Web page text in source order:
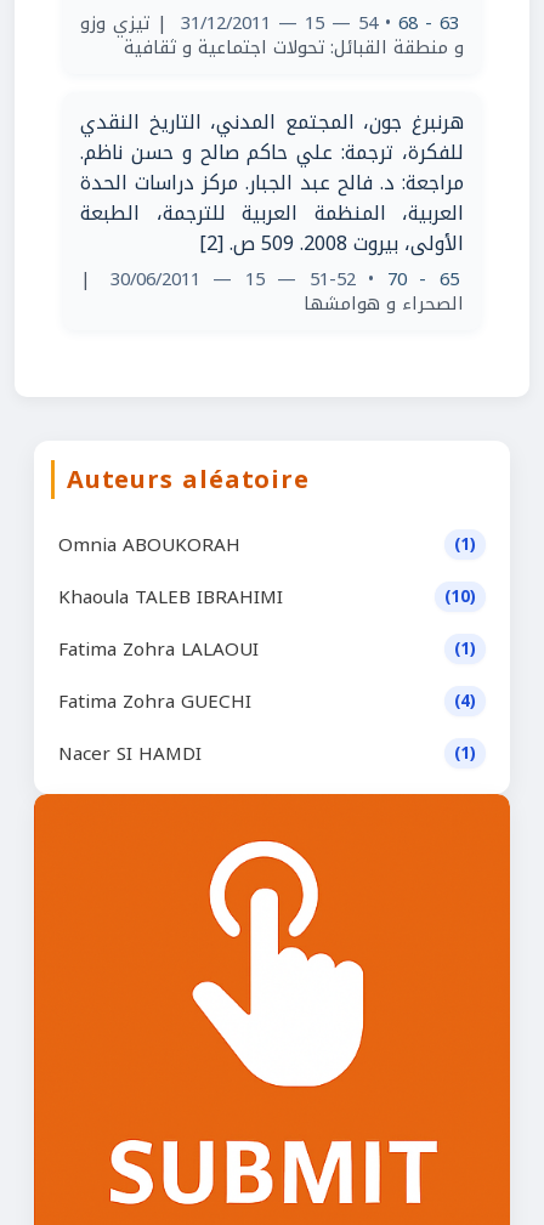
63 - 68
• 54 — 15 — 31/12/2011 | تيزي وزو
و منطقة القبائل: تحولات اجتماعية و ثقافية
هرنبرغ جون، المجتمع المدني، التاريخ النقدي
للفكرة، ترجمة: علي حاكم صالح و حسن ناظم.
مراجعة: د. فالح عبد الجبار. مركز دراسات الحدة
العربية، المنظمة العربية للترجمة، الطبعة
الأولى، بيروت 2008. 509 ص. [2]
65 - 70
• 51-52 — 15 — 30/06/2011
|
الصحراء و هوامشها
Auteurs aléatoire
Omnia ABOUKORAH (1)
Khaoula TALEB IBRAHIMI (10)
Fatima Zohra LALAOUI (1)
Fatima Zohra GUECHI (4)
Nacer SI HAMDI (1)